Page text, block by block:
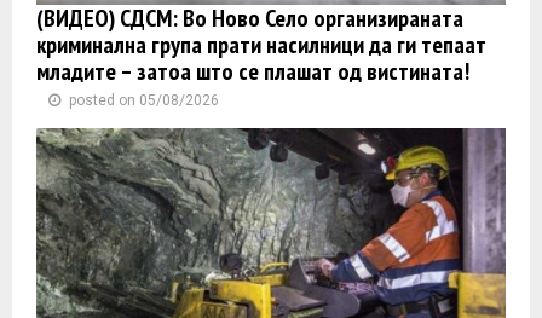
(ВИДЕО) СДСМ: Во Ново Село организираната
криминална група прати насилници да ги тепаат
младите – затоа што се плашат од вистината!
posted on 05/08/2026